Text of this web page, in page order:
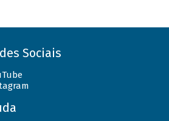
Sociais